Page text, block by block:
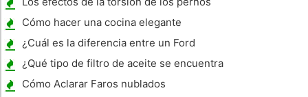
Cómo hacer una cocina elegante
lamentable
¿Cuál es la diferencia entre un Ford
Contour 1998 y 1998.5?
¿Qué tipo de filtro de aceite se encuentra
en un Focus 2003 ?
Cómo Aclarar Faros nublados